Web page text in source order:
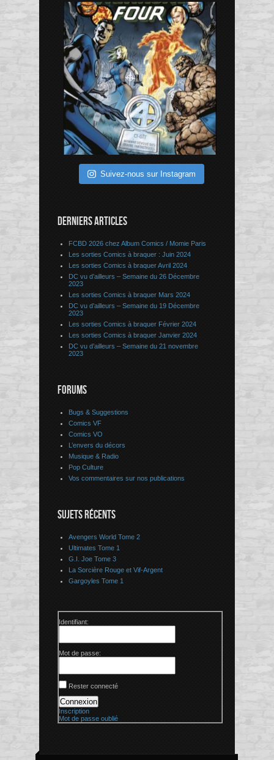
Suivez-nous sur Instagram
DERNIERS ARTICLES
FCBD 2026 chez Album Comics / Momie Paris
Les sorties Comics à braquer : Juin 2024
Les sorties Comics à braquer Avril 2024
DC vu d’ailleurs – Semaine du 26 Décembre
2023
Les sorties Comics à braquer Mars 2024
DC vu d’ailleurs – Semaine du 19 Décembre
2023
Les sorties Comics à braquer Février 2024
Les sorties Comics à braquer Janvier 2024
DC vu d’ailleurs – Semaine du 21 novembre
2023
FORUMS
Bugs & Suggestions
Comics VF
Comics VO
L’envers du décors
Musique & Radio
Pop Culture
Vos commentaires sur nos publications
SUJETS RÉCENTS
Avengers World Tome 2
Ultimates Tome 1
G.I. Joe Tome 3
La Sorcière Rouge et Vif-Argent
Gargoyles Tome 1
Identifiant:
Mot de passe:
Rester connecté
Connexion
Inscription
Mot de passe oublié